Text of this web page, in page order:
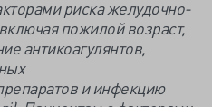
риска желудочно-
пожилой возраст,
антикоагулянтов,
и инфекцию